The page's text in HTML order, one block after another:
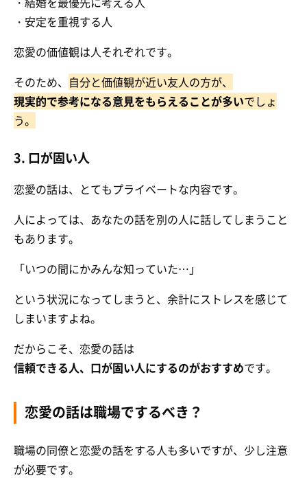
・安定を重視する人
恋愛の価値観は人それぞれです。
そのため、 自分と価値観が近い友人の方が、
現実的で参考になる意見をもらえることが多いでしょ
う。
3. 口が固い人
恋愛の話は、とてもプライベートな内容です。
人によっては、あなたの話を別の人に話してしまうこと
もあります。
「いつの間にかみんな知っていた…」
という状況になってしまうと、余計にストレスを感じて
しまいますよね。
だからこそ、恋愛の話は
信頼できる人、口が固い人にするのがおすすめです。
恋愛の話は職場でするべき？
職場の同僚と恋愛の話をする人も多いですが、少し注意
が必要です。